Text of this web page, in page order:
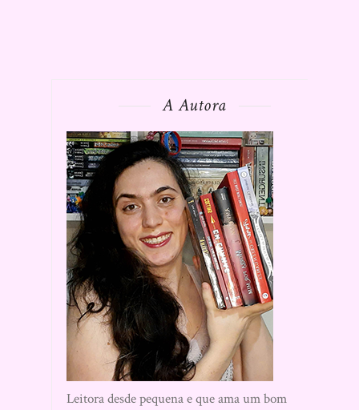
A Autora
Leitora desde pequena e que ama um bom